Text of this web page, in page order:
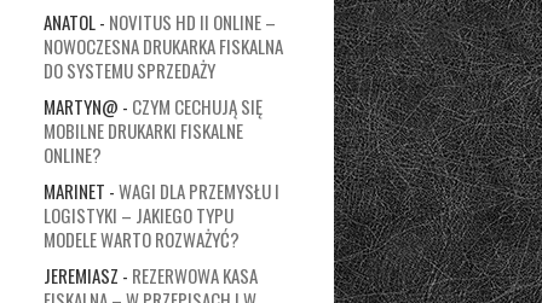
ANATOL- NOVITUS HD II ONLINE –
NOWOCZESNA DRUKARKA FISKALNA
DO SYSTEMU SPRZEDAŻY
MARTYN@ - CZYM CECHUJĄ SIĘ
MOBILNE DRUKARKI FISKALNE
ONLINE?
MARINET -WAGI DLA PRZEMYSŁU I
LOGISTYKI – JAKIEGO TYPU
MODELE WARTO ROZWAŻYĆ?
JEREMIASZ - REZERWOWA KASA